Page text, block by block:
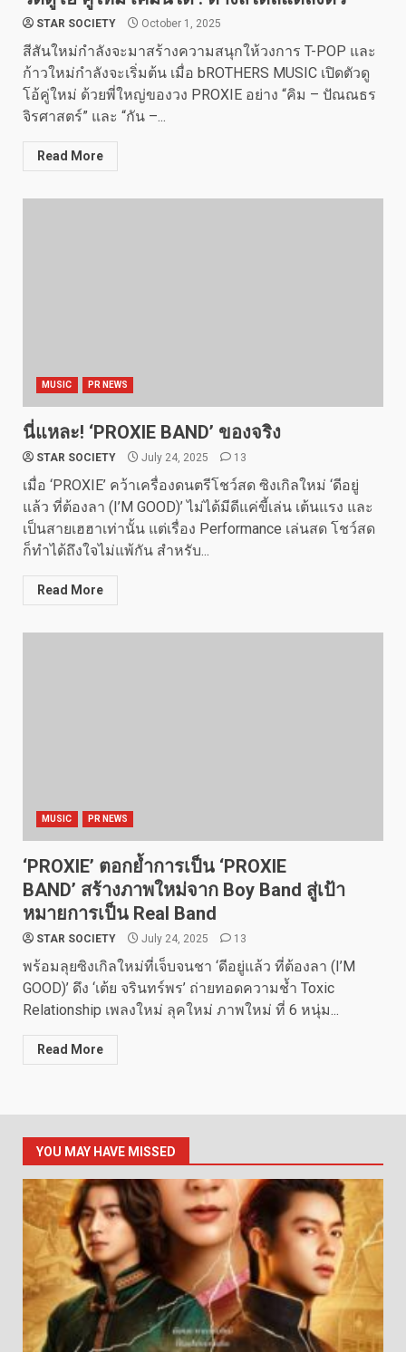
STAR SOCIETY October 1, 2025
สีสันใหม่กำลังจะมาสร้างความสนุกให้วงการ T-POP และ
ก้าวใหม่กำลังจะเริ่มต้น เมื่อ bROTHERS MUSIC เปิดตัวดู
โอ้คู่ใหม่ ด้วยพี่ใหญ่ของวง PROXIE อย่าง “คิม – ปัณณธร
จิรศาสตร์” และ “กัน –...
Read More
MUSIC PR NEWS
นี่แหละ! ‘PROXIE BAND’ ของจริง
STAR SOCIETY July 24, 2025 13
เมื่อ ‘PROXIE’ คว้าเครื่องดนตรีโชว์สด ซิงเกิลใหม่ ‘ดีอยู่
แล้ว ที่ต้องลา (I’M GOOD)’ ไม่ได้มีดีแค่ขี้เล่น เต้นแรง และ
เป็นสายเฮฮาเท่านั้น แต่เรื่อง Performance เล่นสด โชว์สด
ก็ทำได้ถึงใจไม่แพ้กัน สำหรับ...
Read More
MUSIC PR NEWS
‘PROXIE’ ตอกย้ำการเป็น ‘PROXIE
BAND’ สร้างภาพใหม่จาก Boy Band สู่เป้า
หมายการเป็น Real Band
STAR SOCIETY July 24, 2025 13
พร้อมลุยซิงเกิลใหม่ที่เจ็บจนชา ‘ดีอยู่แล้ว ที่ต้องลา (I’M
GOOD)’ ดึง ‘เต้ย จรินทร์พร’ ถ่ายทอดความช้ำ Toxic
Relationship เพลงใหม่ ลุคใหม่ ภาพใหม่ ที่ 6 หนุ่ม...
Read More
YOU MAY HAVE MISSED